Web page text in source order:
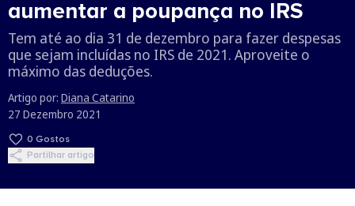
aumentar a poupança no IRS
Tem até ao dia 31 de dezembro para fazer despesas
que sejam incluídas no IRS de 2021. Aproveite o
máximo das deduções.
Artigo por: Diana Catarino
27 Dezembro 2021
0 Gostos
Partilhar artigo